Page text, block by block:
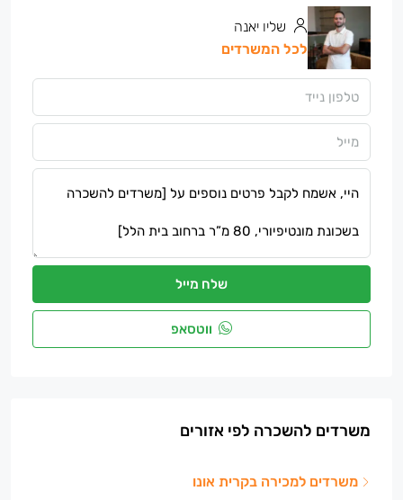
שליו יאנה
לכל המשרדים
שלח מייל
ווטסאפ
משרדים להשכרה לפי אזורים
משרדים למכירה בקרית אונו